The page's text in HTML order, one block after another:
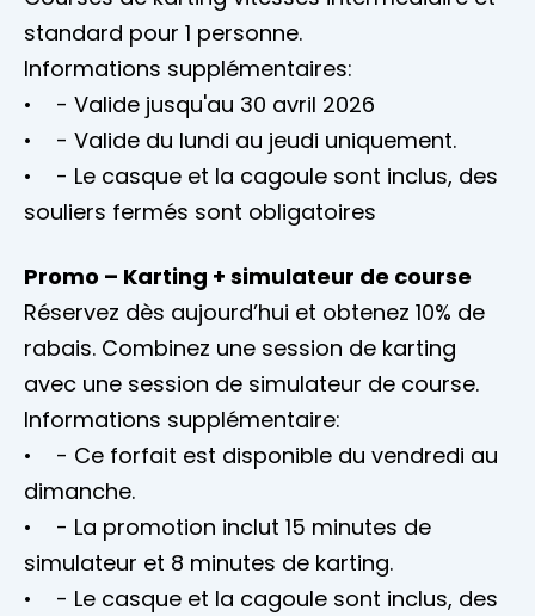
standard pour 1 personne.
Informations supplémentaires:
• - Valide jusqu'au 30 avril 2026
• - Valide du lundi au jeudi uniquement.
• - Le casque et la cagoule sont inclus, des
souliers fermés sont obligatoires
Promo – Karting + simulateur de course
Réservez dès aujourd’hui et obtenez 10% de
rabais. Combinez une session de karting
avec une session de simulateur de course.
Informations supplémentaire:
• - Ce forfait est disponible du vendredi au
dimanche.
• - La promotion inclut 15 minutes de
simulateur et 8 minutes de karting.
• - Le casque et la cagoule sont inclus, des